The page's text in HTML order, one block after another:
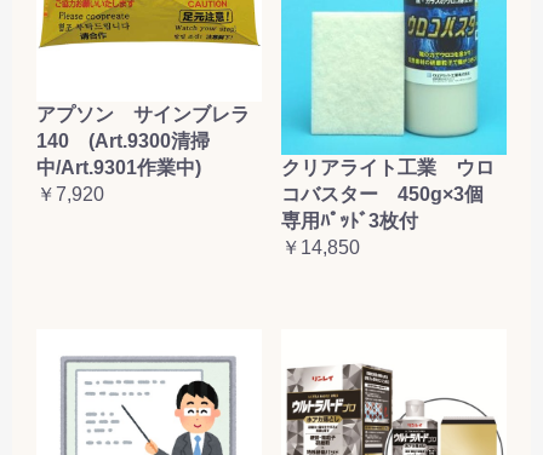
アプソン サインブレラ
140 (Art.9300清掃
中/Art.9301作業中)
￥7,920
クリアライト工業 ウロ
コバスター 450g×3個
専用ﾊﾟｯﾄﾞ3枚付
￥14,850